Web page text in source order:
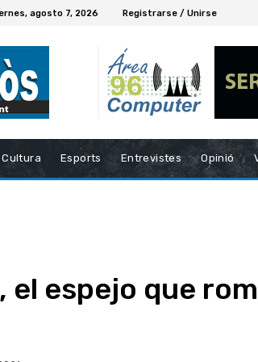
agosto 7, 2026 Registrarse / Unirse
Cultura Esports Entrevistes Opinió
el espejo que